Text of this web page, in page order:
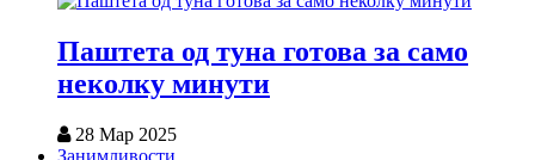
Паштета од туна готова за само
неколку минути
28 Мар 2025
Занимливости